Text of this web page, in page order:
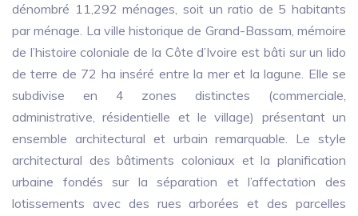
dénombré 11,292 ménages, soit un ratio de 5 habitants
par ménage. La ville historique de Grand-Bassam, mémoire
de l’histoire coloniale de la Côte d’Ivoire est bâti sur un lido
de terre de 72 ha inséré entre la mer et la lagune. Elle se
subdivise en 4 zones distinctes (commerciale,
administrative, résidentielle et le village) présentant un
ensemble architectural et urbain remarquable. Le style
architectural des bâtiments coloniaux et la planification
urbaine fondés sur la séparation et l’affectation des
lotissements avec des rues arborées et des parcelles